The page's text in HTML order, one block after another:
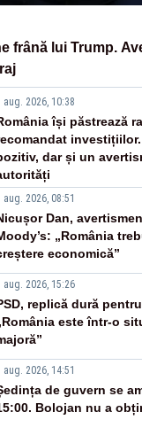
frână lui Trump.
aug. 2026, 10:38
își păstrează
dar și un
aug. 2026, 08:51
Dan,
„România
economică”
aug. 2026, 15:26
replică dură
este într-o
aug. 2026, 14:51
de guvern se
Bolojan nu a